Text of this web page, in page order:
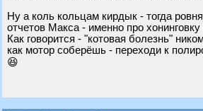
Ну а коль кольцам кирдык - тогда
отчетов Макса - именно про хонинговку
Как говорится - "котовая болезнь"
как мотор соберёшь - переходи к
😆